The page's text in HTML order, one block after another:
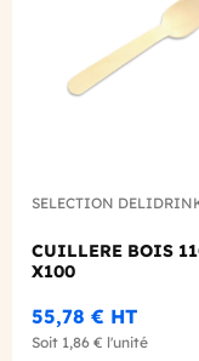
SELECTION
CUILLERE BOIS
X100
55,78 € HT
Soit 1,86 € l'unité